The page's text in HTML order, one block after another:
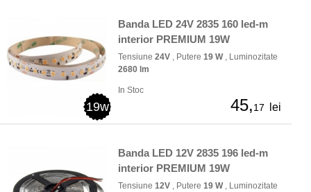
19w
Banda LED 24V 2835 160 led-m
interior PREMIUM 19W
Tensiune 24V , Putere 19 W, Luminozitate
2680 lm
In Stoc
45,17 lei
Banda LED 12V 2835 196 led-m
interior PREMIUM 19W
Tensiune 12V , Putere 19 W, Luminozitate